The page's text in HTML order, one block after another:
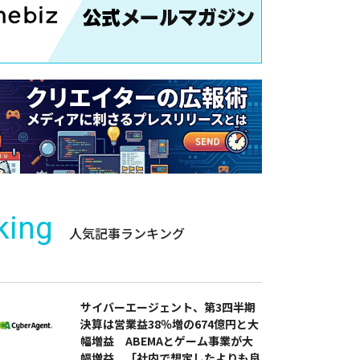
人気記事ランキング
サイバーエージェント、第3四半期
決算は営業益38％増の674億円と大
幅増益 ABEMAとゲーム事業が大